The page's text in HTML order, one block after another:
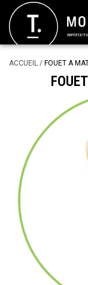
ACCUEIL / FOUET A